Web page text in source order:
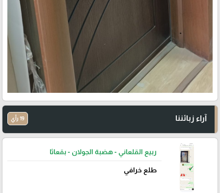
آراء زبائننا 19 رأي
ربيع القلعاني - هضبة الجولان - بقعاثا
طلع خرافي